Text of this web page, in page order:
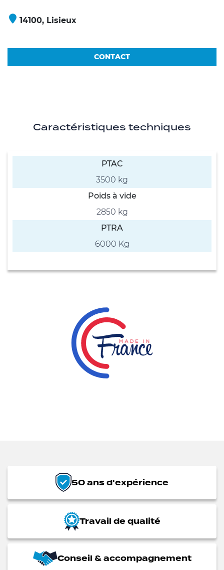
14100, Lisieux
CONTACT
Caractéristiques techniques
PTAC
3500 kg
Poids à vide
2850 kg
PTRA
6000 Kg
50 ans d'expérience
Travail de qualité
Conseil & accompagnement